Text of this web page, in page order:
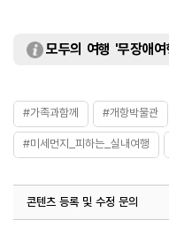
- 청소년
- 군경
규모
대지면적
주요시설
전시실
화장실
있음
모두의 여행 '무장애
#가족과함께 #개항박물관
#미세먼지_피하는_실내여행
콘텐츠 등록 및 수정 문의